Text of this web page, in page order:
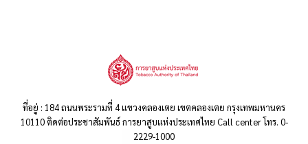
ที่อยู่ : 184 ถนนพระรามที่ 4 แขวงคลองเตย เขตคลองเตย กรุงเทพมหานคร
10110 ติดต่อประชาสัมพันธ์ การยาสูบแห่งประเทศไทย Call center โทร. 0-
2229-1000